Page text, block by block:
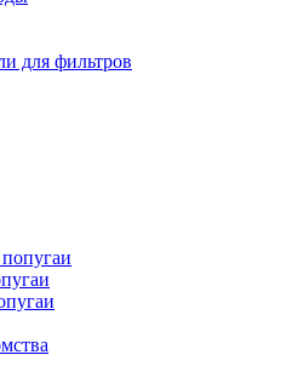
для фильтров